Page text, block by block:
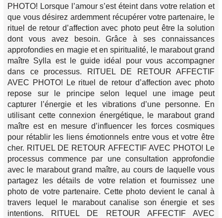
PHOTO! Lorsque l’amour s’est éteint dans votre relation et
que vous désirez ardemment récupérer votre partenaire, le
rituel de retour d’affection avec photo peut être la solution
dont vous avez besoin. Grâce à ses connaissances
approfondies en magie et en spiritualité, le marabout grand
maître Sylla est le guide idéal pour vous accompagner
dans ce processus. RITUEL DE RETOUR AFFECTIF
AVEC PHOTO! Le rituel de retour d’affection avec photo
repose sur le principe selon lequel une image peut
capturer l’énergie et les vibrations d’une personne. En
utilisant cette connexion énergétique, le marabout grand
maître est en mesure d’influencer les forces cosmiques
pour rétablir les liens émotionnels entre vous et votre être
cher. RITUEL DE RETOUR AFFECTIF AVEC PHOTO! Le
processus commence par une consultation approfondie
avec le marabout grand maître, au cours de laquelle vous
partagez les détails de votre relation et fournissez une
photo de votre partenaire. Cette photo devient le canal à
travers lequel le marabout canalise son énergie et ses
intentions. RITUEL DE RETOUR AFFECTIF AVEC